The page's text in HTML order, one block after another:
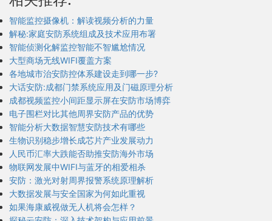
智能监控摄像机：解读视频分析的力量
解秘:家庭安防系统组成及技术应用布署
智能侦测化解监控智能不智尴尬情况
大型商场无线WIFI覆盖方案
各地城市治安防控体系建设走到哪一步?
大话安防:成都门禁系统应用及门磁原理分析
成都视频监控小间距显示屏在安防市场博弈
电子围栏对比其他周界安防产品的优势
智能分析大数据智慧安防技术有哪些
生物识别稳步增长成芯片产业发展动力
人民币汇率大跌能否助推安防海外市场
物联网发展中WIFI与蓝牙的相爱相杀
安防：激光对射周界报警系统原理解析
大数据发展与安全国家为何如此重视
如果海康威视做无人机将会怎样？